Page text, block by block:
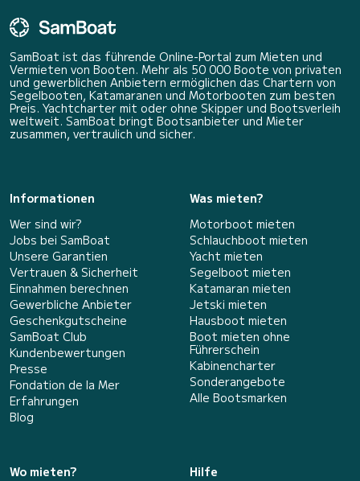
SamBoat ist das führende Online-Portal zum Mieten und
Vermieten von Booten. Mehr als 50 000 Boote von privaten
und gewerblichen Anbietern ermöglichen das Chartern von
Segelbooten, Katamaranen und Motorbooten zum besten
Preis. Yachtcharter mit oder ohne Skipper und Bootsverleih
weltweit. SamBoat bringt Bootsanbieter und Mieter
zusammen, vertraulich und sicher.
Informationen
Wer sind wir?
Jobs bei SamBoat
Unsere Garantien
Vertrauen & Sicherheit
Einnahmen berechnen
Gewerbliche Anbieter
Geschenkgutscheine
SamBoat Club
Kundenbewertungen
Presse
Fondation de la Mer
Erfahrungen
Blog
Was mieten?
Motorboot mieten
Schlauchboot mieten
Yacht mieten
Segelboot mieten
Katamaran mieten
Jetski mieten
Hausboot mieten
Boot mieten ohne
Führerschein
Kabinencharter
Sonderangebote
Alle Bootsmarken
Wo mieten?
Hilfe